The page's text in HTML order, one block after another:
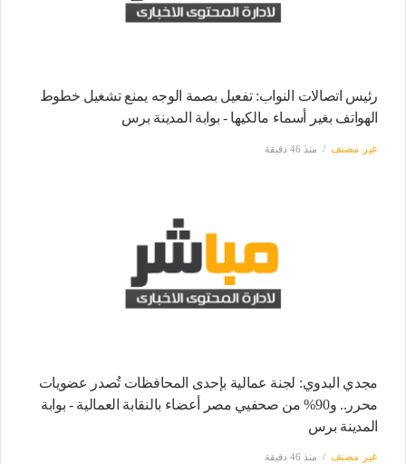
رئيس اتصالات النواب: تفعيل بصمة الوجه يمنع تشغيل خطوط
الهواتف بغير أسماء مالكيها - بوابة المدينة برس
غير مصنف منذ 46 دقيقة
مجدي البدوي: لجنة عمالية بإحدى المحافظات تُصدر عضويات
محرر.. و90% من صحفيي مصر أعضاء بالنقابة العمالية - بوابة
المدينة برس
غير مصنف منذ 46 دقيقة